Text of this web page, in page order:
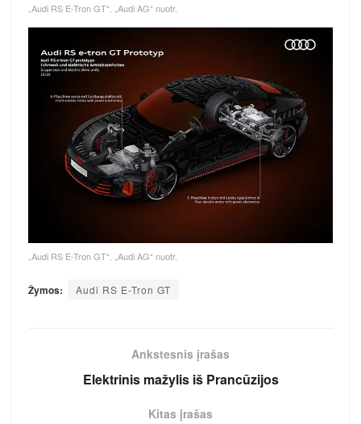
„Audi RS E-Tron GT“. „Audi AG“ nuotr.
„Audi RS E-Tron GT“. „Audi AG“ nuotr.
Žymos: Audi RS E-Tron GT
Ankstesnis įrašas
Elektrinis mažylis iš Prancūzijos
Kitas įrašas